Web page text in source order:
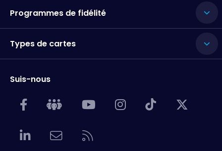
Programmes de fidélité
Types de cartes
Suis-nous